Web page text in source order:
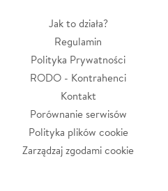
Jak to działa?
Regulamin
Polityka Prywatności
RODO - Kontrahenci
Kontakt
Porównanie serwisów
Polityka plików cookie
Zarządzaj zgodami cookie